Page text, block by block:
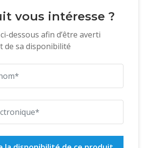
vous intéresse ?
dessous afin d’être averti
de sa disponibilité